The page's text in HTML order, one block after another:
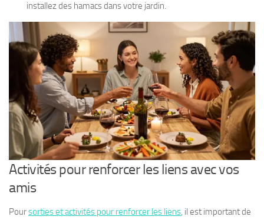
installez des hamacs dans votre jardin.
Activités pour renforcer les liens avec vos
amis
Poursorties et activités pour renforcer les liens, il est important de